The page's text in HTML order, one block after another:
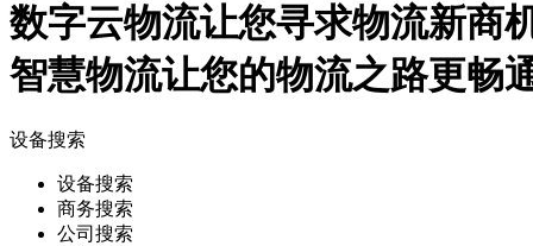
数字云物流让您寻求物流新商
智慧物流让您的物流之路更畅
设备搜索
设备搜索
商务搜索
公司搜索